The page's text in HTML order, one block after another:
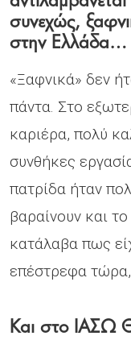
συνεχώς,
στην Ελλάδα…
«Ξαφνικά» δεν
πάντα. Στο
καριέρα, πολύ
συνθήκες
πατρίδα ήταν
βαραίνουν και
κατάλαβα πως
επέστρεφα
Και στο ΙΑΣΩ